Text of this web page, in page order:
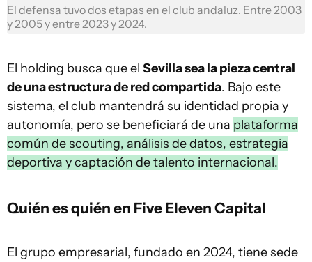
El defensa tuvo dos etapas en el club andaluz. Entre 2003
y 2005 y entre 2023 y 2024.
El holding busca que el Sevilla sea la pieza central
de una estructura de red compartida. Bajo este
sistema, el club mantendrá su identidad propia y
autonomía, pero se beneficiará de una plataforma
común de scouting, análisis de datos, estrategia
deportiva y captación de talento internacional.
Quién es quién en Five Eleven Capital
El grupo empresarial, fundado en 2024, tiene sede